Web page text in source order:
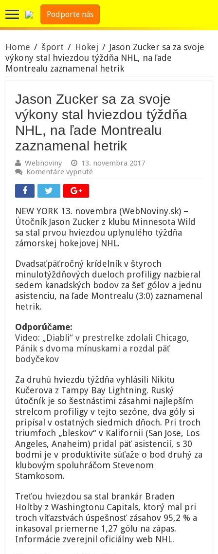
Podporte nás
Home / šport / Hokej / Jason Zucker sa za svoje
výkony stal hviezdou týždňa NHL, na ľade
Montrealu zaznamenal hetrik
Jason Zucker sa za svoje
výkony stal hviezdou týždňa
NHL, na ľade Montrealu
zaznamenal hetrik
Webnoviny
13. novembra 2017
Komentáre vypnuté
svoje
výkony
stal
hviezdou
týždňa
NHL,
na
ľade
Montrealu
zaznamenal
NEW YORK 13. novembra (WebNoviny.sk) –
Útočník Jason Zucker z klubu Minnesota Wild
sa stal prvou hviezdou uplynulého týždňa
zámorskej hokejovej NHL.
Dvadsaťpäťročný krídelník v štyroch
minulotýždňových dueloch profiligy nazbieral
sedem kanadských bodov za šeť gólov a jednu
asistenciu, na ľade Montrealu (3:0) zaznamenal
hetrik.
Odporúčame:
Video: „Diabli“ v prestrelke zdolali Chicago,
Pánik s dvoma mínuskami a rozdal päť
bodyčekov
Za druhú hviezdu týždňa vyhlásili Nikitu
Kučerova z Tampy Bay Lightning. Ruský
útočník je so šestnástimi zásahmi najlepším
strelcom profiligy v tejto sezóne, dva góly si
pripísal v ostatných siedmich dňoch. Pri troch
triumfoch „bleskov“ v Kalifornii (San Jose, Los
Angeles, Anaheim) pridal päť asistencií, s 30
bodmi je v produktivite súťaže o bod druhý za
klubovým spoluhráčom Stevenom
Stamkosom.
Treťou hviezdou sa stal brankár Braden
Holtby z Washingtonu Capitals, ktorý mal pri
troch víťazstvách úspešnosť zásahov 95,2 % a
inkasoval priemerne 1,27 gólu na zápas.
Informácie zverejnil oficiálny web NHL.